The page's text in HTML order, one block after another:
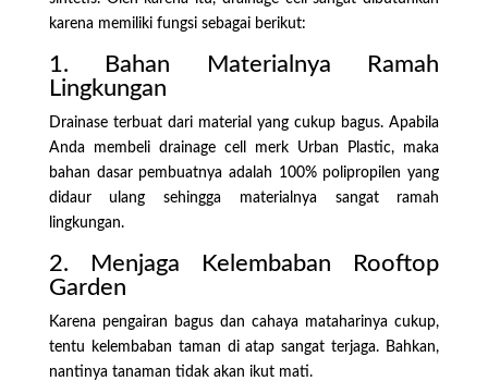
karena memiliki fungsi sebagai berikut:
1. Bahan Materialnya Ramah
Lingkungan
Drainase terbuat dari material yang cukup bagus. Apabila
Anda membeli drainage cell merk Urban Plastic, maka
bahan dasar pembuatnya adalah 100% polipropilen yang
didaur ulang sehingga materialnya sangat ramah
lingkungan.
2. Menjaga Kelembaban Rooftop
Garden
Karena pengairan bagus dan cahaya mataharinya cukup,
tentu kelembaban taman di atap sangat terjaga. Bahkan,
nantinya tanaman tidak akan ikut mati.